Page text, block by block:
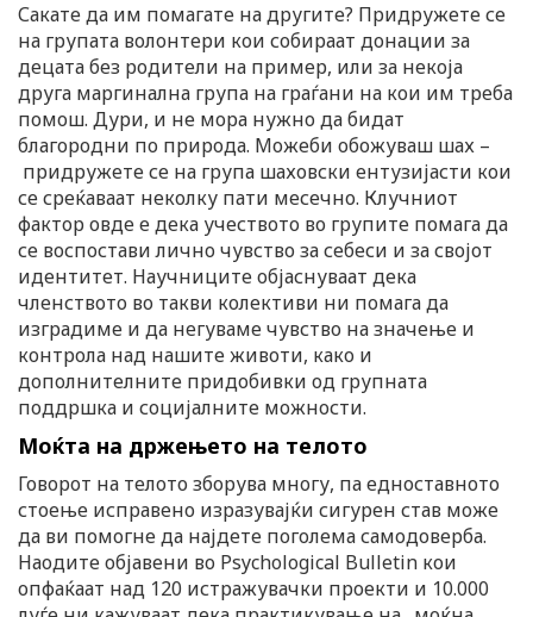
Сакате да им помагате на другите? Придружете се
на групата волонтери кои собираат донации за
децата без родители на пример, или за некоја
друга маргинална група на граѓани на кои им треба
помош. Дури, и не мора нужно да бидат
благородни по природа. Можеби обожуваш шах –
придружете се на група шаховски ентузијасти кои
се среќаваат неколку пати месечно. Клучниот
фактор овде е дека учеството во групите помага да
се воспостави лично чувство за себеси и за својот
идентитет. Научниците објаснуваат дека
членството во такви колективи ни помага да
изградиме и да негуваме чувство на значење и
контрола над нашите животи, како и
дополнителните придобивки од групната
поддршка и социјалните можности.
Моќта на држењето на телото
Говорот на телото зборува многу, па едноставното
стоење исправено изразувајќи сигурен став може
да ви помогне да најдете поголема самодоверба.
Наодите објавени во Psychological Bulletin кои
опфаќаат над 120 истражувачки проекти и 10.000